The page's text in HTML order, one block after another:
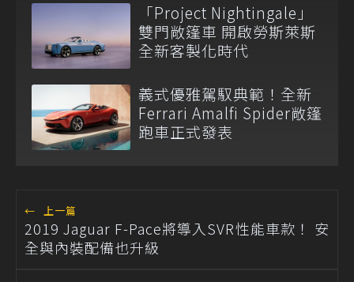
「Project Nightingale」
雙門敞篷車 開啟勞斯萊斯
全新客製化時代
義式優雅駕馭典範！全新
Ferrari Amalfi Spider敞篷
跑車正式發表
← 上一篇
2019 Jaguar F-Pace將導入SVR性能車款！ 安
全與內裝配備也升級